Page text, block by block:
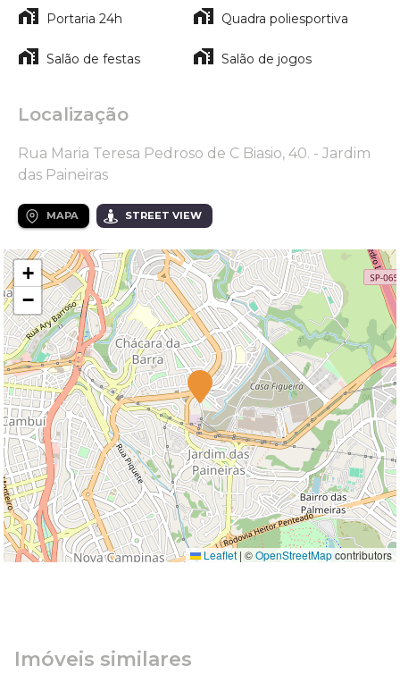
Portaria 24h Quadra poliesportiva
Salão de festas Salão de jogos
Localização
Rua Maria Teresa Pedroso de C Biasio, 40. - Jardim
das Paineiras
MAPA STREET VIEW
+
−
Leaflet | ©OpenStreetMapcontributors
Imóveis similares